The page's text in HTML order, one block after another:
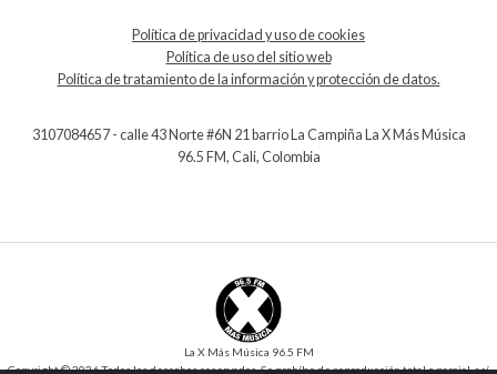
Política de privacidad y uso de cookies
Política de uso del sitio web
Política de tratamiento de la información y protección de datos.
3107084657 - calle 43 Norte #6N 21 barrio La Campiña La X Más Música
96.5 FM, Cali, Colombia
La X Más Música 96.5 FM
Copyright © 2026 Todos los derechos reservados. Se prohíbe de reproducción total o parcial, así